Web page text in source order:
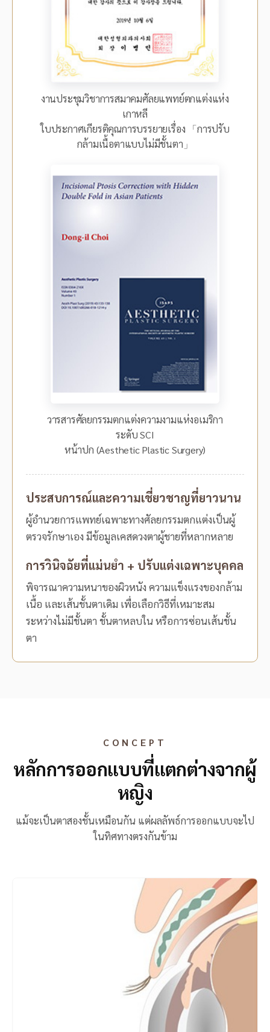
งานประชุมวิชาการสมาคมศัลยแพทย์ตกแต่งแห่ง
เกาหลี
ใบประกาศเกียรติคุณการบรรยายเรื่อง 「การปรับ
กล้ามเนื้อตาแบบไม่มีชั้นตา」
วารสารศัลยกรรมตกแต่งความงามแห่งอเมริกา
ระดับ SCI
หน้าปก (Aesthetic Plastic Surgery)
ประสบการณ์และความเชี่ยวชาญที่ยาวนาน
ผู้อำนวยการแพทย์เฉพาะทางศัลยกรรมตกแต่งเป็นผู้
ตรวจรักษาเอง มีข้อมูลเคสดวงตาผู้ชายที่หลากหลาย
การวินิจฉัยที่แม่นยำ + ปรับแต่งเฉพาะบุคคล
พิจารณาความหนาของผิวหนัง ความแข็งแรงของกล้าม
เนื้อ และเส้นชั้นตาเดิม เพื่อเลือกวิธีที่เหมาะสม
ระหว่างไม่มีชั้นตา ชั้นตาหลบใน หรือการซ่อนเส้นชั้น
ตา
CONCEPT
หลักการออกแบบที่แตกต่างจากผู้
หญิง
แม้จะเป็นตาสองชั้นเหมือนกัน แต่ผลลัพธ์การออกแบบจะไป
ในทิศทางตรงกันข้าม